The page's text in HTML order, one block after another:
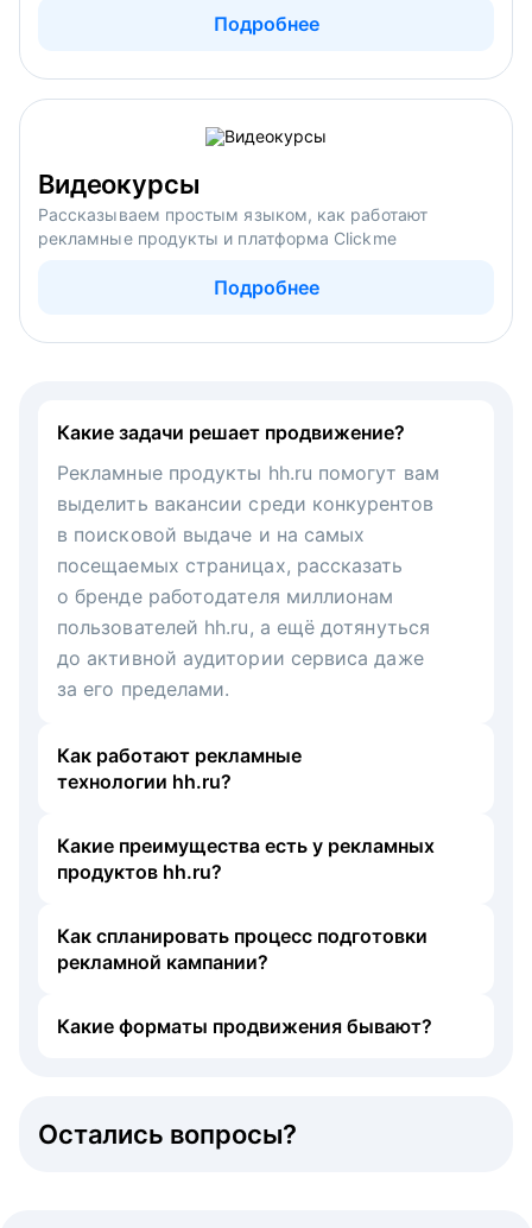
Подробнее
Видеокурсы
Рассказываем простым языком, как работают
рекламные продукты и платформа Clickme
Подробнее
Какие задачи решает продвижение?
Рекламные продукты hh.ru помогут вам
выделить вакансии среди конкурентов
в поисковой выдаче и на самых
посещаемых страницах, рассказать
о бренде работодателя миллионам
пользователей hh.ru, а ещё дотянуться
до активной аудитории сервиса даже
за его пределами.
Как работают рекламные
технологии hh.ru?
Какие преимущества есть у рекламных
продуктов hh.ru?
Как спланировать процесс подготовки
рекламной кампании?
Какие форматы продвижения бывают?
Остались вопросы?